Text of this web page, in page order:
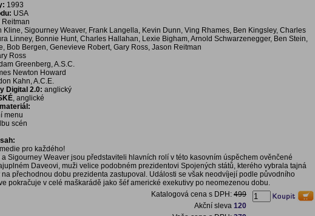
1993
USA
Reitman
Kline, Sigourney Weaver, Frank Langella, Kevin Dunn, Ving Rhames, Ben Kingsley, Charles
Linney, Bonnie Hunt, Charles Hallahan, Lexie Bigham, Arnold Schwarzenegger, Ben Stein,
Bob Bergen, Genevieve Robert, Gary Ross, Jason Reitman
Ross
Greenberg, A.S.C.
Newton Howard
Kahn, A.C.E.
Digital 2.0: anglický
, anglické
menu
scén
pro každého!
a Sigourney Weaver jsou představiteli hlavních rolí v této kasovním úspěchem ověnčené
Daveovi, muži velice podobném prezidentovi Spojených států, kterého vybrala tajná
na přechodnou dobu prezidenta zastupoval. Události se však neodvíjejí podle původního
pokračuje v celé maškarádě jako šéf americké exekutivy po neomezenou dobu.
Katalogová cena s DPH: 499
Akční sleva 120